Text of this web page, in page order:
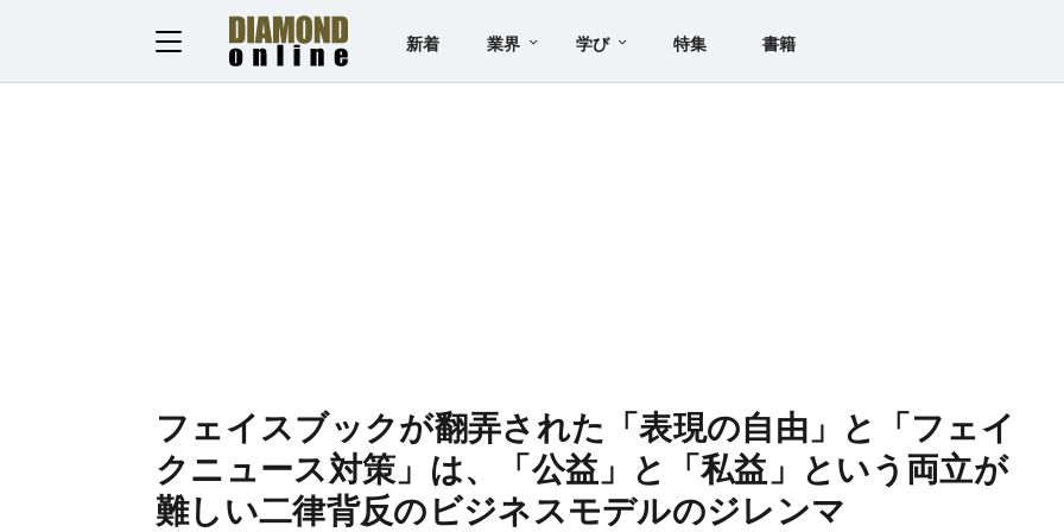
新着 業界 学び 特集 書籍
フェイスブックが翻弄された「表現の自由」と「フェイ
クニュース対策」は、「公益」と「私益」という両立が
難しい二律背反のビジネスモデルのジレンマ